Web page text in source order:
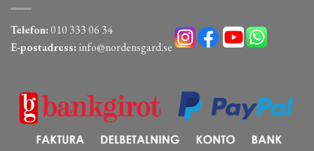
Telefon:010 333 06 34
E-postadress: info@nordensgard.se